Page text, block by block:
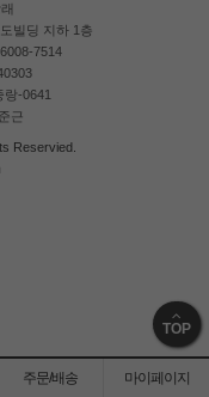
빌딩 지하 1층
7514
랑-0641
근
Reservied.
TOP
주문/배송 마이페이지